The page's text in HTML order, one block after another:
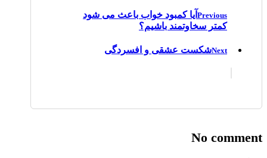
Previous آیا کمبود خواب باعث می شود
کمتر سخاوتمند باشیم؟
Nextشکست عشقی و افسردگی
No comment